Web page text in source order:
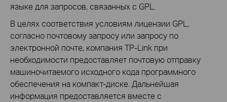
языке для запросов, связанных с GPL.
В целях соответствия условиям лицензии GPL,
согласно почтовому запросу или запросу по
электронной почте, компания TP-Link при
необходимости предоставляет почтовую отправку
машиночитаемого исходного кода программного
обеспечения на компакт-диске. Дальнейшая
информация предоставляется вместе с